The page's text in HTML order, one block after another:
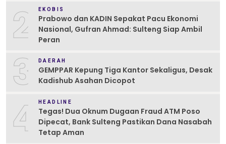
2 EKOBIS
Prabowo dan KADIN Sepakat Pacu Ekonomi
Nasional, Gufran Ahmad: Sulteng Siap Ambil
Peran
3 DAERAH
GEMPPAR Kepung Tiga Kantor Sekaligus, Desak
Kadishub Asahan Dicopot
4 HEADLINE
Tegas! Dua Oknum Dugaan Fraud ATM Poso
Dipecat, Bank Sulteng Pastikan Dana Nasabah
Tetap Aman